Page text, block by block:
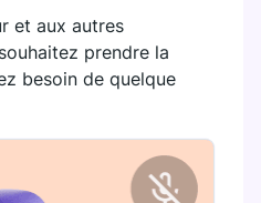
et aux autres
prendre la
besoin de quelque